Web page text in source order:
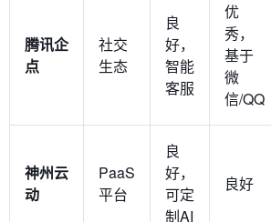
腾讯企
点
社交
生态
良
好，
智能
客服
优
秀，
基于
微
信/QQ
神州云
动
PaaS
平台
良
好，
可定
制AI
良好